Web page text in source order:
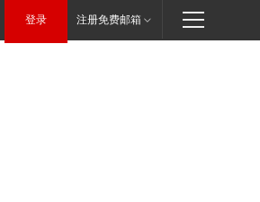
登录 注册免费邮箱